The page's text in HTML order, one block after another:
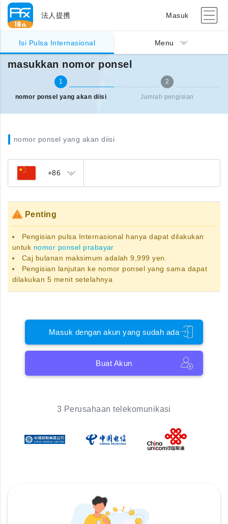
法人提携 Masuk
Isi Pulsa Internasional Menu
Pengisian pulsa Internasional masukkan nomor ponsel
masukkan nomor ponsel
1
nomor ponsel yang akan diisi
2
Jumlah pengisian
nomor ponsel yang akan diisi
+86
Penting
Pengisian pulsa Internasional hanya dapat dilakukan
untuk nomor ponsel prabayar
Caj bulanan maksimum adalah 9,999 yen.
Pengisian lanjutan ke nomor ponsel yang sama dapat
dilakukan 5 menit setelahnya
Masuk dengan akun yang sudah ada
Buat Akun
3 Perusahaan telekomunikasi